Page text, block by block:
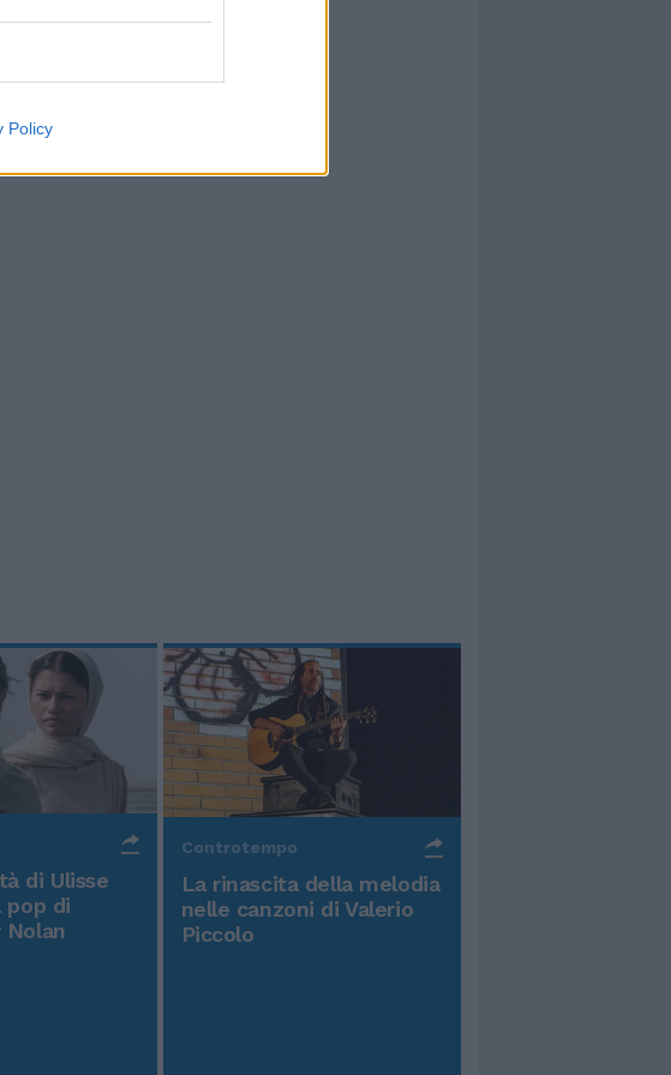
Policy
di Ulisse
pop di
Nolan
Controtempo
La rinascita della melodia
nelle canzoni di Valerio
Piccolo